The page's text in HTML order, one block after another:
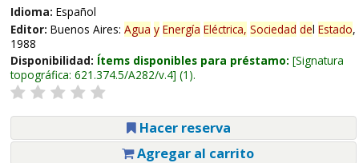
Idioma: Español
Editor: Buenos Aires: Agua y Energía Eléctrica, Sociedad del Estado,
1988
Disponibilidad: Ítems disponibles para préstamo: Signatura
topográfica: 621.374.5/A282/v.4 (1).
Hacer reserva
Agregar al carrito